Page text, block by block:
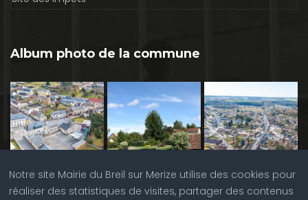
Notre site Mairie du Breil sur Merize utilise des cookies pour
réaliser des statistiques de visites, partager des contenus
Album photo de la commune